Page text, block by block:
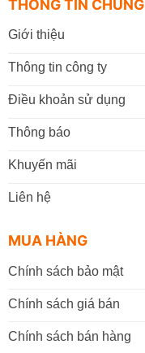
THÔNG TIN CHUNG
Giới thiệu
Thông tin công ty
Điều khoản sử dụng
Thông báo
Khuyến mãi
Liên hệ
MUA HÀNG
Chính sách bảo mật
Chính sách giá bán
Chính sách bán hàng